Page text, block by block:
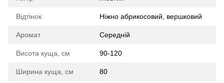
Відтінок Ніжно абрикосовий, вершковий
Аромат Середній
Висота куща, см 90-120
Ширина куща, см 80